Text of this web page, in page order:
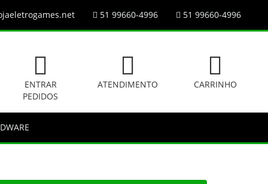
51 99660-4996 51 99660-4996
ENTRAR
PEDIDOS
ATENDIMENTO CARRINHO